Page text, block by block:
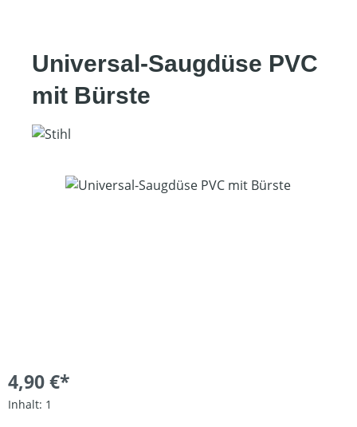
Universal-Saugdüse PVC
mit Bürste
Bildergalerie überspringen
4,90 €*
Inhalt: 1